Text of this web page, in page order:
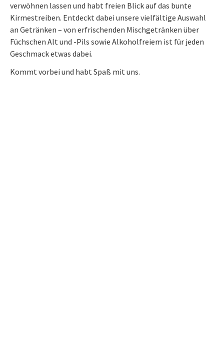
verwöhnen lassen und habt freien Blick auf das bunte
Kirmestreiben. Entdeckt dabei unsere vielfältige Auswahl
an Getränken – von erfrischenden Mischgetränken über
Füchschen Alt und -Pils sowie Alkoholfreiem ist für jeden
Geschmack etwas dabei.
Kommt vorbei und habt Spaß mit uns.